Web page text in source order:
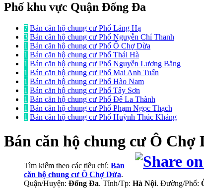
Phố khu vực Quận Đống Đa
7 Bán căn hộ chung cư Phố Láng Hạ
3 Bán căn hộ chung cư Phố Nguyễn Chí Thanh
1 Bán căn hộ chung cư Phố Ô Chợ Dừa
1 Bán căn hộ chung cư Phố Thái Hà
1 Bán căn hộ chung cư Phố Nguyễn Lương Bằng
1 Bán căn hộ chung cư Phố Mai Anh Tuấn
1 Bán căn hộ chung cư Phố Hào Nam
1 Bán căn hộ chung cư Phố Tây Sơn
1 Bán căn hộ chung cư Phố Đê La Thành
1 Bán căn hộ chung cư Phố Phạm Ngọc Thạch
1 Bán căn hộ chung cư Phố Huỳnh Thúc Kháng
Bán căn hộ chung cư Ô Chợ
Tìm kiếm theo các tiêu chí: Bán
căn hộ chung cư Ô Chợ Dừa.
Quận/Huyện: Đống Đa. Tỉnh/Tp: Hà Nội. Đường/Phố: